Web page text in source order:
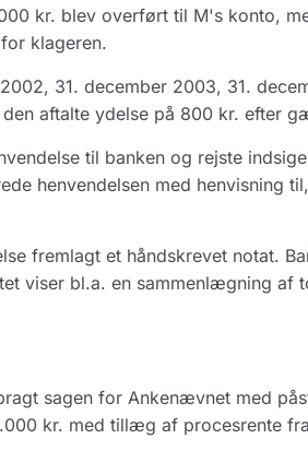
kr. blev overført til M's konto,
klageren.
31. december 2003, 31.
aftalte ydelse på 800 kr. efter
til banken og rejste
henvendelsen med henvisning
fremlagt et håndskrevet notat.
viser bl.a. en sammenlægning
sagen for Ankenævnet med
kr. med tillæg af procesrente